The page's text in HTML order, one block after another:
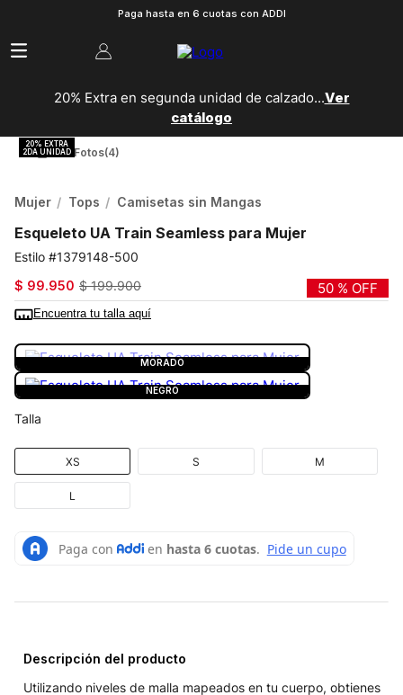
Paga hasta en 6 cuotas con ADDI
20% Extra en segunda unidad de calzado...Ver
catálogo
Ver Fotos(4)
Mujer Tops Camisetas sin Mangas
Esqueleto UA Train Seamless para Mujer
1379148-500
$ 99.950 $ 199.900 50 % OFF
Encuentra tu talla aquí
MORADO
NEGRO
Talla
XS S M
L
Descripción del producto
Utilizando niveles de malla mapeados en tu cuerpo, obtienes